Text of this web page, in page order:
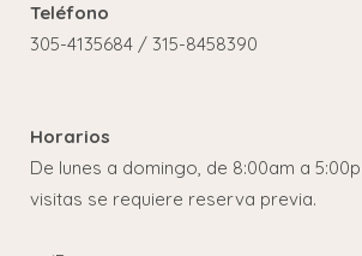
Teléfono
305-4135684 / 315-8458390
Horarios
De lunes a domingo, de 8:00am a
visitas se requiere reserva previa.